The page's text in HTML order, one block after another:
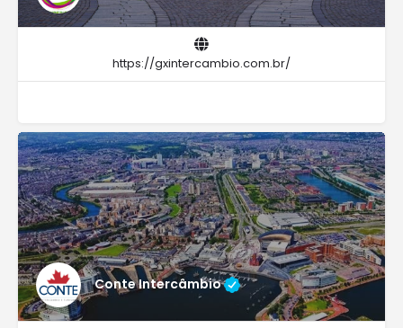
https://gxintercambio.com.br/
Conte Intercâmbio